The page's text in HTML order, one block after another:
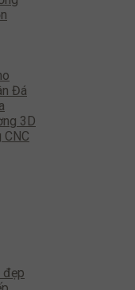
Đá
3D
CNC
đẹp